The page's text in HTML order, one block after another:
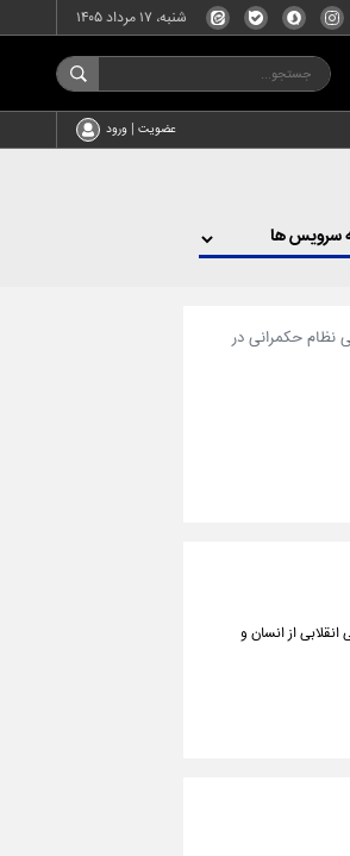
شنبه، ۱۷ مرداد ۱۴۰۵
عضویت | ورود
نظام حکمرانی در
از انسان و